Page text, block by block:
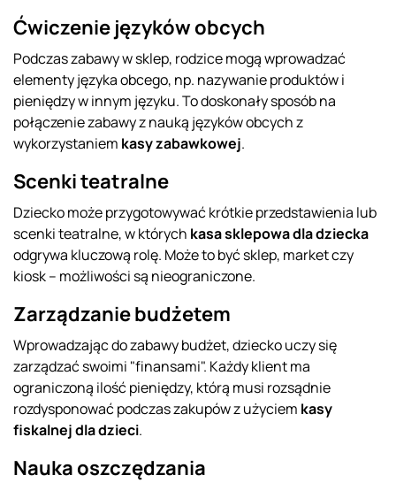
Ćwiczenie języków obcych
Podczas zabawy w sklep, rodzice mogą wprowadzać
elementy języka obcego, np. nazywanie produktów i
pieniędzy w innym języku. To doskonały sposób na
połączenie zabawy z nauką języków obcych z
wykorzystaniem kasy zabawkowej.
Scenki teatralne
Dziecko może przygotowywać krótkie przedstawienia lub
scenki teatralne, w których kasa sklepowa dla dziecka
odgrywa kluczową rolę. Może to być sklep, market czy
kiosk – możliwości są nieograniczone.
Zarządzanie budżetem
Wprowadzając do zabawy budżet, dziecko uczy się
zarządzać swoimi "finansami". Każdy klient ma
ograniczoną ilość pieniędzy, którą musi rozsądnie
rozdysponować podczas zakupów z użyciem kasy
fiskalnej dla dzieci.
Nauka oszczędzania